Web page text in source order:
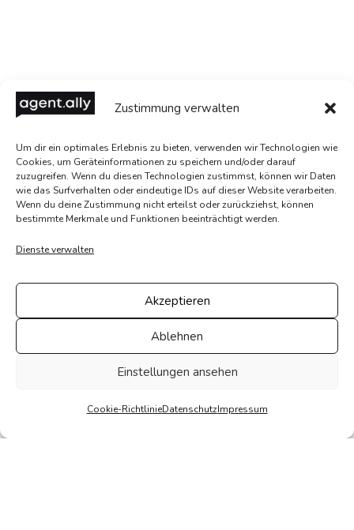
Zustimmung verwalten
Um dir ein optimales Erlebnis zu bieten, verwenden wir Technologien wie
Cookies, um Geräteinformationen zu speichern und/oder darauf
zuzugreifen. Wenn du diesen Technologien zustimmst, können wir Daten
wie das Surfverhalten oder eindeutige IDs auf dieser Website verarbeiten.
Wenn du deine Zustimmung nicht erteilst oder zurückziehst, können
bestimmte Merkmale und Funktionen beeinträchtigt werden.
Dienste verwalten
Akzeptieren
Ablehnen
Einstellungen ansehen
Cookie-RichtlinieDatenschutzImpressum
Immer frische Ideen
als Unterstützung für
Sie und Ihr Team